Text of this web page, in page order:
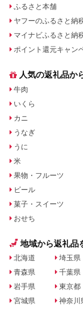
ふるさと本舗
ヤフーのふるさと納
マイナビふるさと納
ポイント還元キャン
人気の返礼品か
牛肉
いくら
カニ
うなぎ
うに
米
果物・フルーツ
ビール
菓子・スイーツ
おせち
地域から返礼品
北海道
青森県
岩手県
宮城県
埼玉県
千葉県
東京都
神奈川